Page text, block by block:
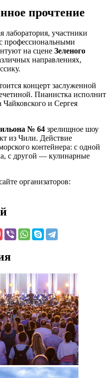
прочтение
лаборатория, участники
профессиональными
на сцене Зеленого
направлениях,
концерт заслуженной
Пианистка исполнит
и Сергея
№ 64 зрелищное шоу
из Чили. Действие
контейнера: с одной
с другой — кулинарные
организаторов: